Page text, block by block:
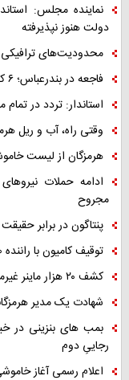
دولت هنوز نپذیرفته
محدودیت‌های ترافیکی
فاجعه در بندرعباس؛ ۶ کشته در آتش‌سوزی منزل مسکونی
استاندار: تردد در
وقتی راه، آب و ریل
هرمزگان از لیست
مجروح
پنتاگون در برابر
توقیف کامیون با راننده ۱۰ ساله در هرمزگان
کشف ۲۰ هزار ماینر غیرمجاز در هرمزگان
شهادت یک مدیر
بمب های بنزینی در
رجاییِ دوم
اعلام رسمی آغاز